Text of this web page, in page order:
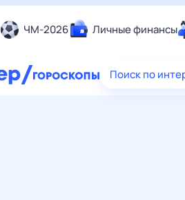
ЧМ-2026 Личные финансы
Поиск по